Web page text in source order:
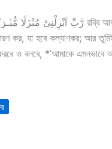
কর, যা হবে কল্যাণকর; আর
ও বলবে, *’আমাকে এমনভাবে